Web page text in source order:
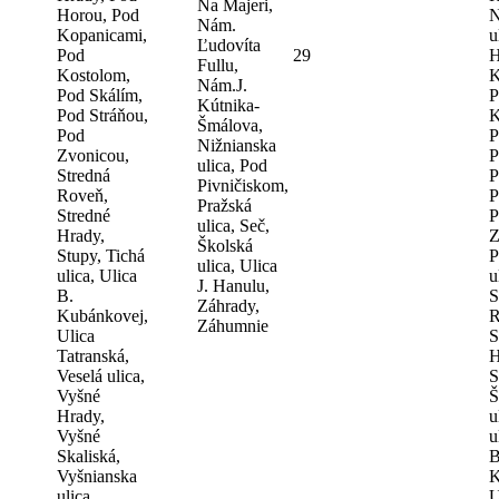
Horou, Pod
Kopanicami,
Pod
Kostolom,
Pod Skálím,
Pod Stráňou,
Pod
Zvonicou,
Stredná
Roveň,
Stredné
Hrady,
Stupy, Tichá
ulica, Ulica
B.
Kubánkovej,
Ulica
Tatranská,
Veselá ulica,
Vyšné
Hrady,
Vyšné
Skaliská,
Vyšnianska
Na Majeri,
Nám.
Ľudovíta
Fullu,
Nám.J.
Kútnika-
Šmálova,
Nižnianska
ulica, Pod
Pivničiskom,
Pražská
ulica, Seč,
Školská
ulica, Ulica
J. Hanulu,
Záhrady,
Záhumnie
29